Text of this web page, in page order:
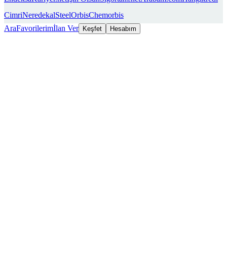
CimriNeredekalSteelOrbisChemorbis
AraFavorilerimİlan Ver Keşfet Hesabım